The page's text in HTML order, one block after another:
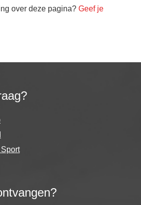
over deze pagina? Geef je